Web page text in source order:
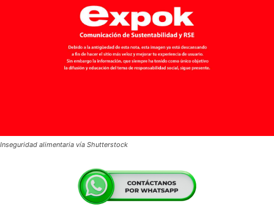
Inseguridad alimentaria vía Shutterstock